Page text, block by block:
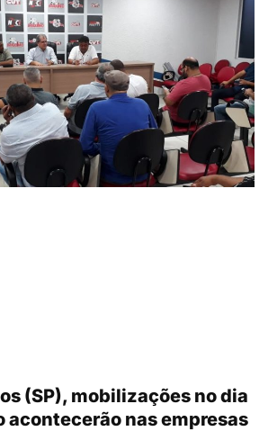
(SP), mobilizações no dia
acontecerão nas empresas